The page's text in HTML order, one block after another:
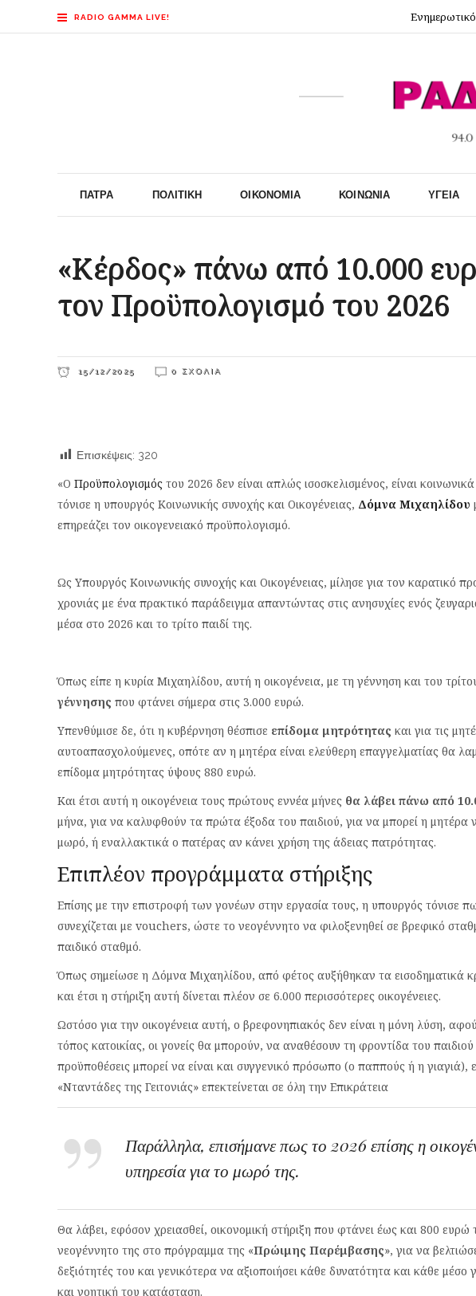
RADIO GAMMA LIVE!
ΠΆΤΡΑ ΠΟΛΙΤΙΚΉ ΟΙΚΟΝΟΜΊΑ ΚΟΙΝΩΝΊΑ ΥΓΕΊΑ
«Κέρδος» πάνω από 10.000
τον Προϋπολογισμό του 2026
15/12/2025 0 ΣΧΌΛΙΑ
Επισκέψεις: 320
«Ο Προϋπολογισμός του 2026 δεν είναι απλώς ισοσκελισμένος, είναι
τόνισε η υπουργός Κοινωνικής συνοχής και Οικογένειας, Δόμνα Μιχαηλίδου
επηρεάζει τον οικογενειακό προϋπολογισμό.
Ως Υπουργός Κοινωνικής συνοχής και Οικογένειας, μίλησε για τον καρατικό
χρονιάς με ένα πρακτικό παράδειγμα απαντώντας στις ανησυχίες ενός
μέσα στο 2026 και το τρίτο παιδί της.
Όπως είπε η κυρία Μιχαηλίδου, αυτή η οικογένεια, με τη γέννηση και του
γέννησης που φτάνει σήμερα στις 3.000 ευρώ.
Υπενθύμισε δε, ότι η κυβέρνηση θέσπισε επίδομα μητρότητας και για τις
αυτοαπασχολούμενες, οπότε αν η μητέρα είναι ελεύθερη επαγγελματίας θα
επίδομα μητρότητας ύψους 880 ευρώ.
Και έτσι αυτή η οικογένεια τους πρώτους εννέα μήνες θα λάβει πάνω από
μήνα, για να καλυφθούν τα πρώτα έξοδα του παιδιού, για να μπορεί η μητέρα
μωρό, ή εναλλακτικά ο πατέρας αν κάνει χρήση της άδειας πατρότητας.
Επιπλέον προγράμματα στήριξης
Επίσης με την επιστροφή των γονέων στην εργασία τους, η υπουργός τόνισε
συνεχίζεται με vouchers, ώστε το νεογέννητο να φιλοξενηθεί σε βρεφικό
παιδικό σταθμό.
Όπως σημείωσε η Δόμνα Μιχαηλίδου, από φέτος αυξήθηκαν τα εισοδηματικά
και έτσι η στήριξη αυτή δίνεται πλέον σε 6.000 περισσότερες οικογένειες.
Ωστόσο για την οικογένεια αυτή, ο βρεφονηπιακός δεν είναι η μόνη λύση,
τόπος κατοικίας, οι γονείς θα μπορούν, να αναθέσουν τη φροντίδα του παιδιού
προϋποθέσεις μπορεί να είναι και συγγενικό πρόσωπο (ο παππούς ή η
«Νταντάδες της Γειτονιάς» επεκτείνεται σε όλη την Επικράτεια
Παράλληλα, επισήμανε πως το 2026 επίσης η
υπηρεσία για το μωρό της.
Θα λάβει, εφόσον χρειασθεί, οικονομική στήριξη που φτάνει έως και 800 ευρώ
νεογέννητο της στο πρόγραμμα της «Πρώιμης Παρέμβασης», για να
δεξιότητές του και γενικότερα να αξιοποιήσει κάθε δυνατότητα και κάθε μέσο
και νοητική του κατάσταση.